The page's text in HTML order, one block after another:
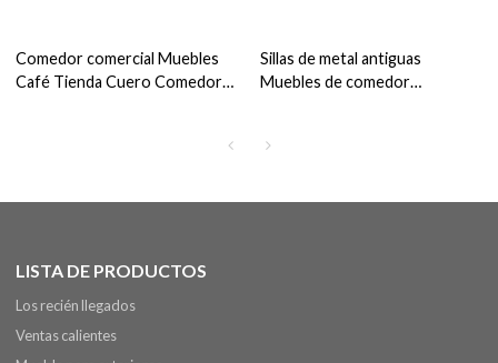
Comedor comercial Muebles
Café Tienda Cuero Comedor
Sillas de metal antiguas
Muebles de comedor
LISTA DE PRODUCTOS
Los recién llegados
Ventas calientes